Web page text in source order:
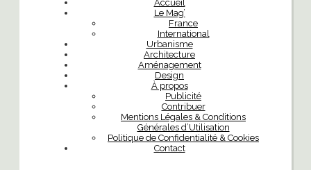
Accueil
Le Mag’
France
International
Urbanisme
Architecture
Aménagement
Design
À propos
Publicité
Contribuer
Mentions Légales & Conditions
Générales d’Utilisation
Politique de Confidentialité & Cookies
Contact